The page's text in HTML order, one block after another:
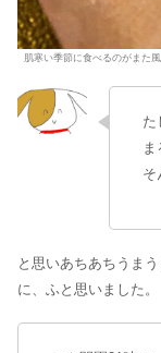
肌寒い季節に食べるのがまた風
た
ま
そ
と思いあちあちうま
に、ふと思いました。